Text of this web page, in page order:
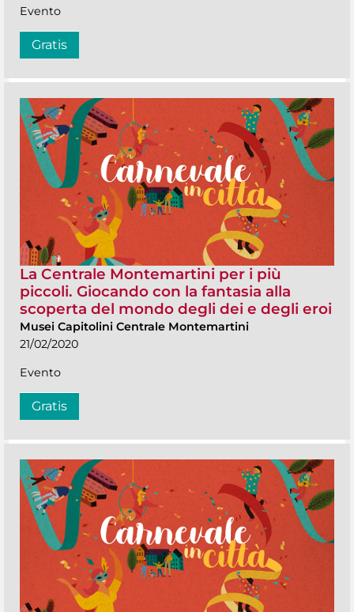
Evento
Gratis
La Centrale Montemartini per i più
piccoli. Giocando con la fantasia alla
scoperta del mondo degli dei e degli eroi
Musei Capitolini Centrale Montemartini
21/02/2020
Evento
Gratis